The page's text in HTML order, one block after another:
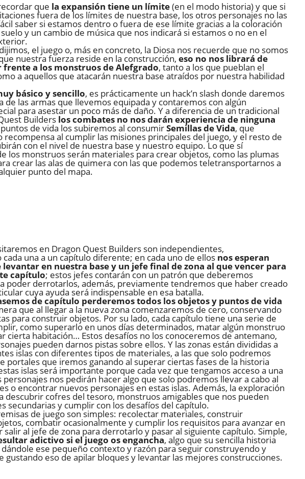
que la expansión tiene un límite(en el modo historia) y que si
fuera de los límites de nuestra base, los otros personajes no las
saber si estamos dentro o fuera de ese límite gracias a la coloración
y un cambio de música que nos indicará si estamos o no en el
el juego o, más en concreto, la Diosa nos recuerde que no somos
nuestra fuerza reside en la construcción, eso no nos librará de
frente a los monstruos de Alefgrado, tanto a los que pueblan el
a aquellos que atacarán nuestra base atraídos por nuestra habilidad
básico y sencillo, es prácticamente un hack’n slash donde daremos
de las armas que llevemos equipada y contaremos con algún
para asestar un poco más de daño. Y a diferencia de un tradicional
Builders los combates no nos darán experiencia de ninguna
de vida los subiremos al consumirSemillas de Vida, que
recompensa al cumplir las misiones principales del juego, y el resto de
con el nivel de nuestra base y nuestro equipo. Lo que sí
los monstruos serán materiales para crear objetos, como las plumas
crear las alas de quimera con las que podemos teletransportarnos a
punto del mapa.
en Dragon Quest Builders son independientes,
una a un capítulo diferente; en cada uno de ellos nos esperan
levantar en nuestra base y un jefe final de zona al que vencer para
capítulo; estos jefes contarán con un patrón que deberemos
poder derrotarlos, además, previamente tendremos que haber creado
cuya ayuda será indispensable en esa batalla.
de capítulo perderemos todos los objetos y puntos de vida
que al llegar a la nueva zona comenzaremos de cero, conservando
para construir objetos. Por su lado, cada capítulo tiene una serie de
como superarlo en unos días determinados, matar algún monstruo
cierta habitación… Estos desafíos no los conoceremos de antemano,
pueden darnos pistas sobre ellos. Y las zonas están divididas a
islas con diferentes tipos de materiales, a las que solo podremos
portales que iremos ganando al superar ciertas fases de la historia
islas será importante porque cada vez que tengamos acceso a una
personajes nos pedirán hacer algo que solo podremos llevar a cabo al
o encontrar nuevos personajes en estas islas. Además, la exploración
descubrir cofres del tesoro, monstruos amigables que nos pueden
secundarias y cumplir con los desafíos del capítulo.
de juego son simples: recolectar materiales, construir
combatir ocasionalmente y cumplir los requisitos para avanzar en
salir al jefe de zona para derrotarlo y pasar al siguiente capítulo. Simple,
adictivo si el juego os engancha, algo que su sencilla historia
ese pequeño contexto y razón para seguir construyendo y
gustando eso de apilar bloques y levantar las mejores construcciones.